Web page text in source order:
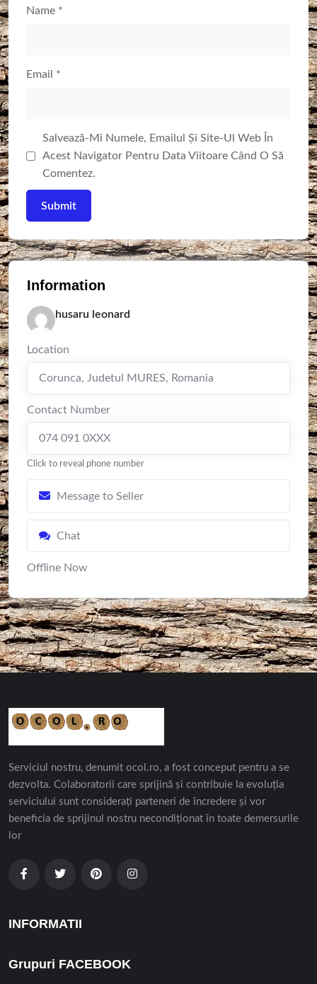
Name *
Email *
Salvează-Mi Numele, Emailul Și Site-Ul Web În
Acest Navigator Pentru Data Viitoare Când O Să
Comentez.
Information
husaru leonard
Location
Corunca, Judetul MURES, Romania
Contact Number
074 091 0XXX
Click to reveal phone number
Message to Seller
Chat
Offline Now
Serviciul nostru, denumit ocol.ro, a fost conceput pentru a se
dezvolta. Colaboratorii care sprijină și contribuie la evoluția
serviciului sunt considerați parteneri de încredere și vor
beneficia de sprijinul nostru necondiționat în toate demersurile
lor
INFORMATII
Grupuri FACEBOOK